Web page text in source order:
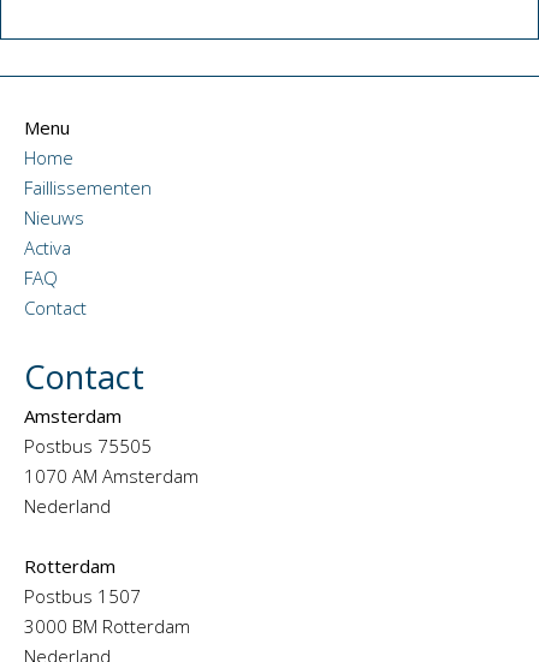
Menu
Home
Faillissementen
Nieuws
Activa
FAQ
Contact
Contact
Amsterdam
Postbus 75505
1070 AM Amsterdam
Nederland
Rotterdam
Postbus 1507
3000 BM Rotterdam
Nederland